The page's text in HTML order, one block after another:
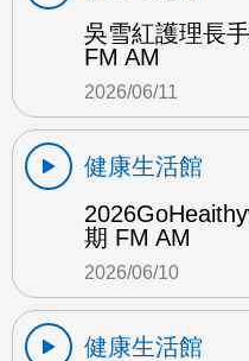
吳雪紅護理長
FM AM
2026/06/11
健康生活館
期 FM AM
2026/06/10
健康生活館